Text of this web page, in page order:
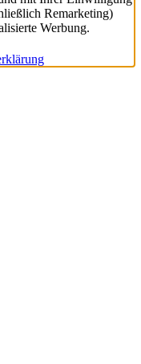
Remarketing)
Werbung.